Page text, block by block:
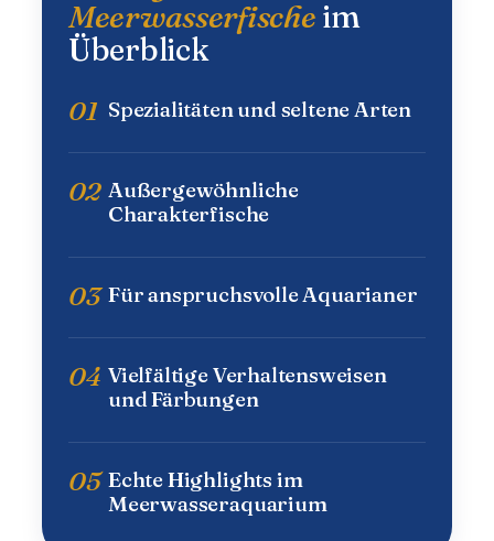
Meerwasserfische im
Überblick
01 Spezialitäten und seltene Arten
02 Außergewöhnliche
Charakterfische
03 Für anspruchsvolle Aquarianer
04 Vielfältige Verhaltensweisen
und Färbungen
05 Echte Highlights im
Meerwasseraquarium